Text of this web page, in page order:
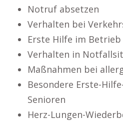
Notruf absetzen
Verhalten bei
Erste Hilfe im Betrieb
Verhalten in
Maßnahmen bei
Besondere Erste-
Senioren
Herz-Lungen-